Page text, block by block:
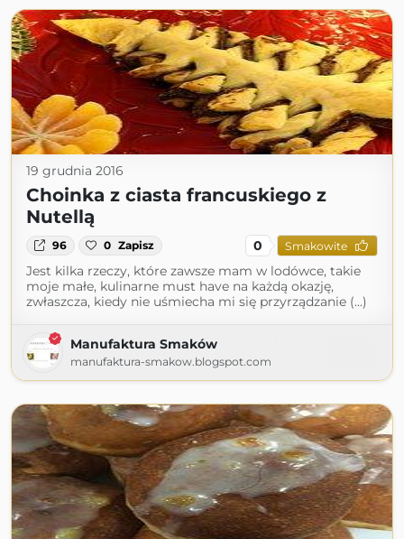
19 grudnia 2016
Choinka z ciasta francuskiego z
Nutellą
96 0 Zapisz 0 Smakowite
Jest kilka rzeczy, które zawsze mam w lodówce, takie
moje małe, kulinarne must have na każdą okazję,
zwłaszcza, kiedy nie uśmiecha mi się przyrządzanie (...)
Manufaktura Smaków
manufaktura-smakow.blogspot.com